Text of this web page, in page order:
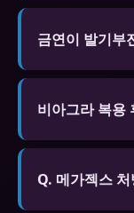
공복 30~60분,
을 때만 작용합
금연이 발기부
매우 큰 도움
발기부전의 주
흡연자의 경우
비아그라 복용
소량(맥주 1~2
겹쳐 어지러움
Q. 메가젝스